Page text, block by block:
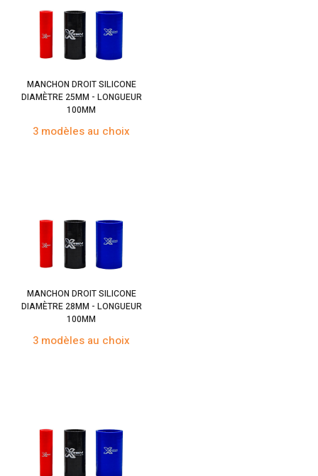
MANCHON DROIT SILICONE
DIAMÈTRE 25MM - LONGUEUR
100MM
3 modèles au choix
MANCHON DROIT SILICONE
DIAMÈTRE 28MM - LONGUEUR
100MM
3 modèles au choix